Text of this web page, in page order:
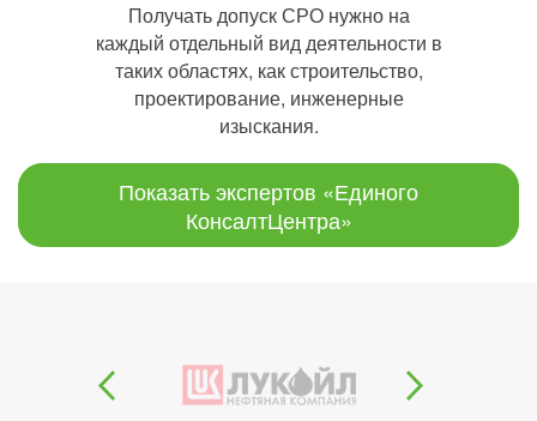
Получать допуск СРО нужно на
каждый отдельный вид деятельности в
таких областях, как строительство,
проектирование, инженерные
изыскания.
Показать экспертов «Единого
КонсалтЦентра»